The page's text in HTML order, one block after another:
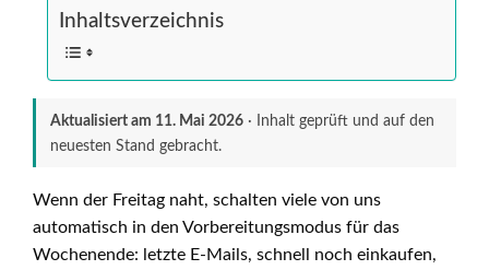
Inhaltsverzeichnis
Aktualisiert am 11. Mai 2026· Inhalt geprüft und auf den
neuesten Stand gebracht.
Wenn der Freitag naht, schalten viele von uns
automatisch in den Vorbereitungsmodus für das
Wochenende: letzte E-Mails, schnell noch einkaufen,